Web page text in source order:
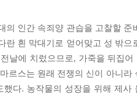
의 인간 속죄양 관습을 고찰할
란 흰 막대기로 얻어맞고 성 밖
날에 치렀으므로, 가죽을 뒤집
르스는 원래 전쟁의 신이 아니
했다. 농작물의 성장을 위해 제